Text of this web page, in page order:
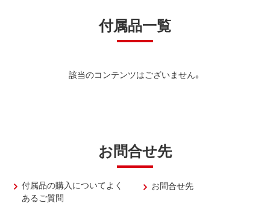
付属品一覧
該当のコンテンツはございません。
お問合せ先
付属品の購入についてよく
あるご質問
お問合せ先